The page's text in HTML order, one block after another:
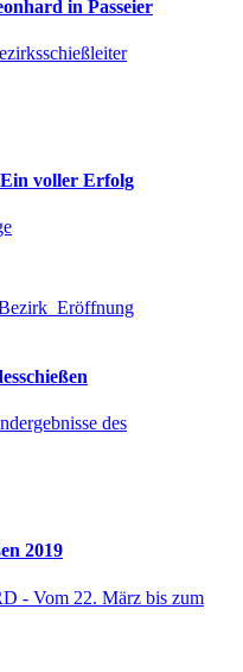
in Passeier
Ein voller Erfolg
des
2019
- Vom 22. März bis zum